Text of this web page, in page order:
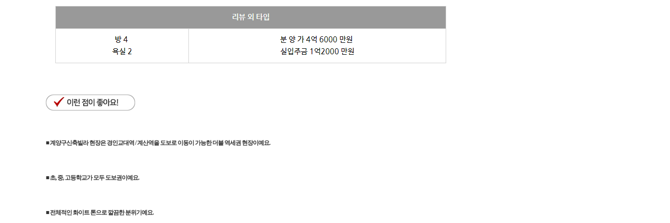
■ 계양구신축빌라 현장은 경인교대역 / 계산역을 도보로 이동이 가능한 더블 역세권 현장이예요.
■초, 중, 고등학교가 모두 도보권이예요.
■전체적인 화이트 톤으로 깔끔한 분위기예요.